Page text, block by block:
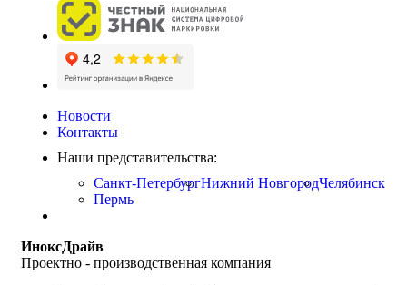
Новости
Контакты
Наши представительства:
Санкт-ПетербургНижний НовгородЧелябинск
Пермь
ИноксДрайв
Проектно - производственная компания